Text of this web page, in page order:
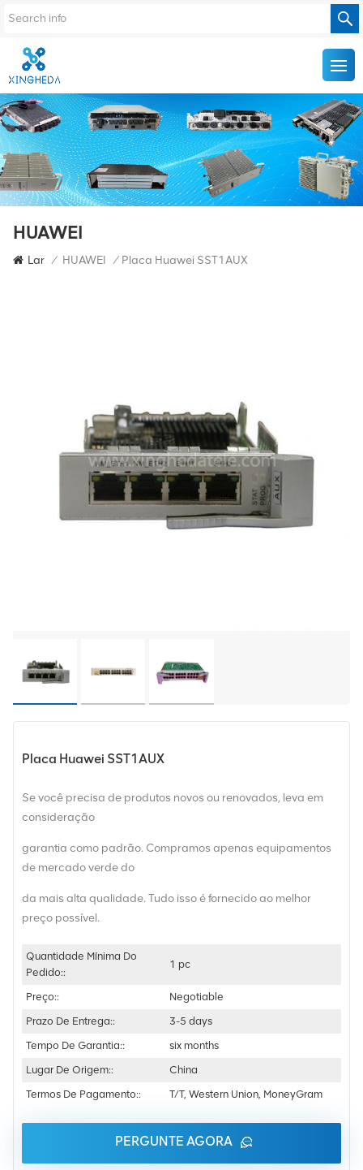
HUAWEI
Lar / HUAWEI / Placa Huawei SST1AUX
Placa Huawei SST1AUX
Se você precisa de produtos novos ou renovados, leva em
consideração
garantia como padrão. Compramos apenas equipamentos
de mercado verde do
da mais alta qualidade. Tudo isso é fornecido ao melhor
preço possível.
Quantidade Mínima Do
Pedido::
1 pc
Preço::
Negotiable
Prazo De Entrega::
3-5 days
Tempo De Garantia::
six months
Lugar De Origem::
China
Termos De Pagamento::
T/T, Western Union, MoneyGram
PERGUNTE AGORA